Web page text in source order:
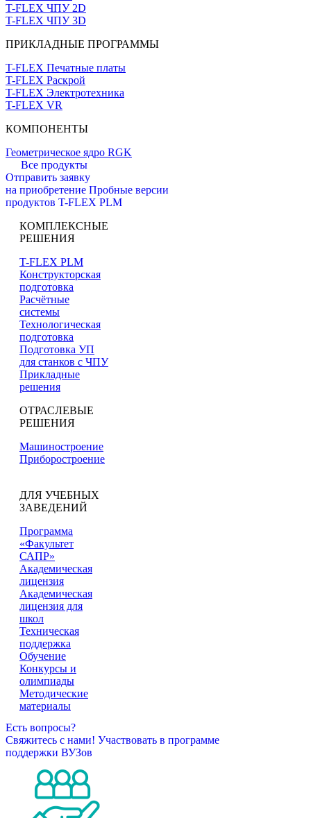
T-FLEX ЧПУ 2D
T-FLEX ЧПУ 3D
ПРИКЛАДНЫЕ ПРОГРАММЫ
T-FLEX Печатные платы
T-FLEX Раскрой
T-FLEX Электротехника
T-FLEX VR
КОМПОНЕНТЫ
Геометрическое ядро RGK
Все продукты
Отправить заявку
на приобретение Пробные версии
продуктов T-FLEX PLM
КОМПЛЕКСНЫЕ
РЕШЕНИЯ
T-FLEX PLM
Конструкторская
подготовка
Расчётные
системы
Технологическая
подготовка
Подготовка УП
для станков с ЧПУ
Прикладные
решения
ОТРАСЛЕВЫЕ
РЕШЕНИЯ
Машиностроение
Приборостроение
ДЛЯ УЧЕБНЫХ
ЗАВЕДЕНИЙ
Программа
«Факультет
САПР»
Академическая
лицензия
Академическая
лицензия для
школ
Техническая
поддержка
Обучение
Конкурсы и
олимпиады
Методические
материалы
Есть вопросы?
Свяжитесь с нами! Участвовать в программе
поддержки ВУЗов